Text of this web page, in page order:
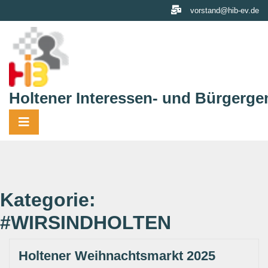
to
content
vorstand@hib-ev.de
Holtener Interessen- und
Kategorie:
#WIRSINDHOLTEN
Holtener Weihnachtsmarkt 2025